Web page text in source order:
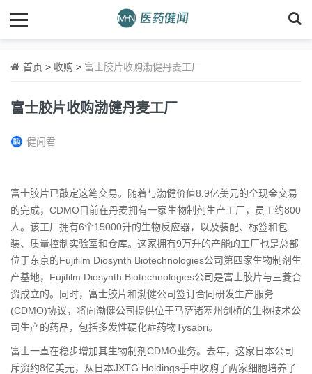
首页 > 收购 > 富士胶片收购渤健丹麦工厂
富士胶片收购渤健丹麦工厂
健闻君
富士胶片已敲定这笔交易。随着与渤健价值8.9亿美元的全现金交易
的完成，CDMO目前在丹麦拥有一家生物制剂生产工厂，员工约800
人。该工厂拥有6个15000升的生物反应器，以及装配、标签和包
装、质量控制实验室和仓库。这家拥有9万升的产能的工厂也是总部
位于东京的Fujifilm Diosynth Biotechnologies公司第四家生物制剂生
产基地，Fujifilm Diosynth Biotechnologies公司是富士胶片与三菱合
资成立的。同时，富士胶片和渤健公司签订合同研发生产服务
(CDMO)协议，将向渤健公司提供位于马萨诸塞州剑桥的生物技术公
司生产的药品，包括多发性硬化症药物Tysabri。
富士一直在稳步增加其生物制剂CDMO业务。去年，这家日本公司
斥资约8亿美元，从日本JXTG Holdings手中收购了两家细胞培养子